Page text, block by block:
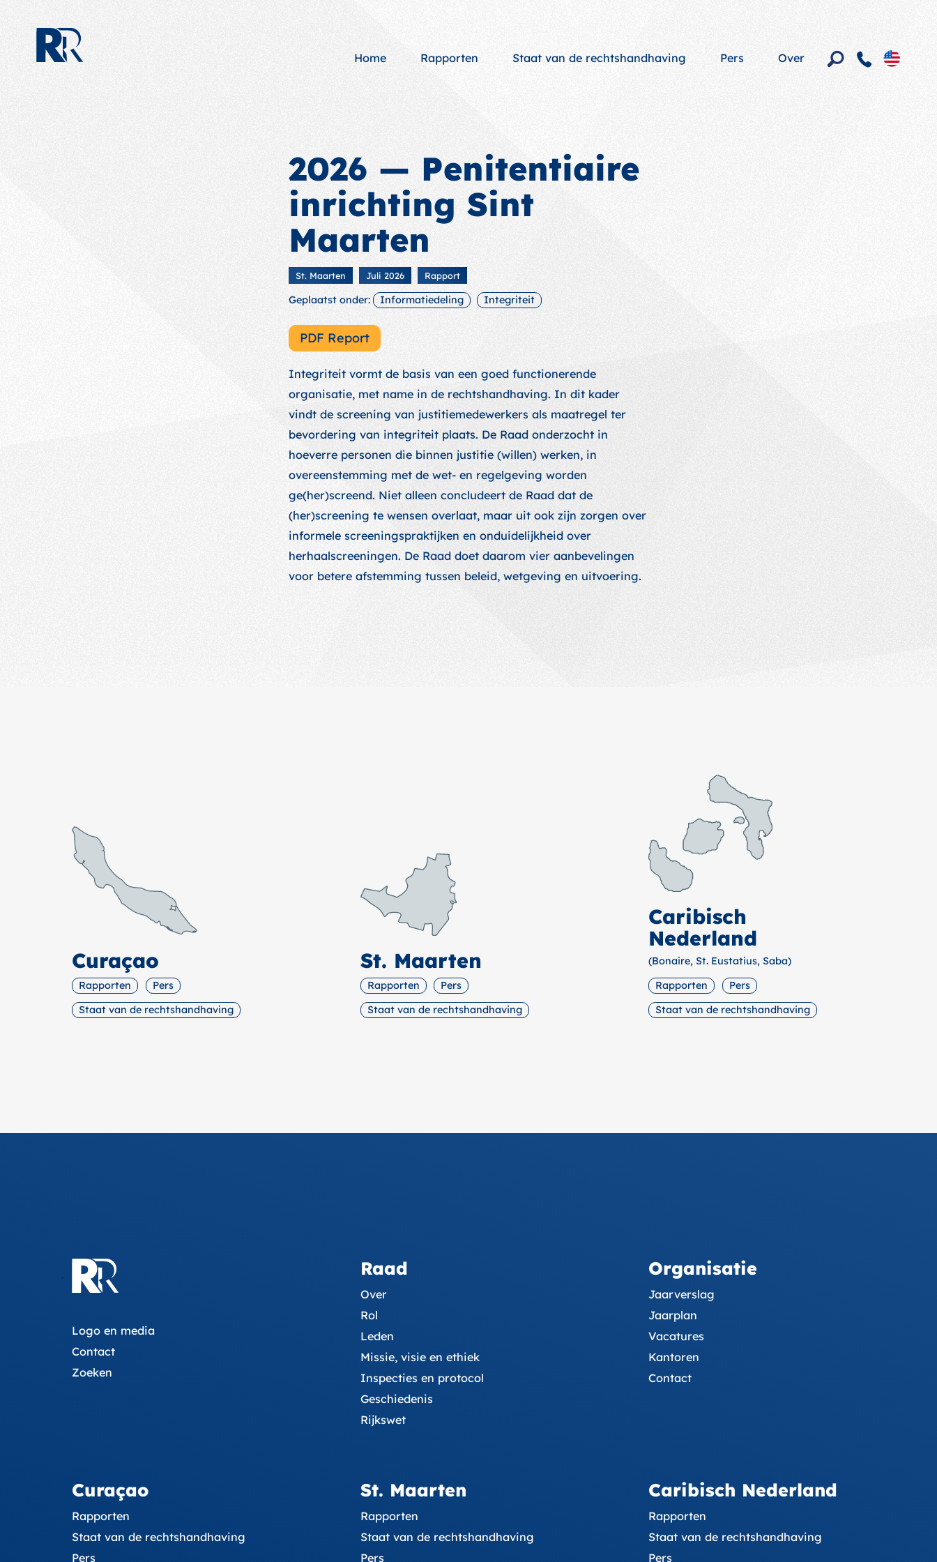
Home Rapporten Staat van de rechtshandhaving Pers Over
2026 — Penitentiaire
inrichting Sint
Maarten
St. Maarten Juli 2026 Rapport
Geplaatst onder: Informatiedeling Integriteit
PDF Report
Integriteit vormt de basis van een goed functionerende
organisatie, met name in de rechtshandhaving. In dit kader
vindt de screening van justitiemedewerkers als maatregel ter
bevordering van integriteit plaats. De Raad onderzocht in
hoeverre personen die binnen justitie (willen) werken, in
overeenstemming met de wet- en regelgeving worden
ge(her)screend. Niet alleen concludeert de Raad dat de
(her)screening te wensen overlaat, maar uit ook zijn zorgen over
informele screeningspraktijken en onduidelijkheid over
herhaalscreeningen. De Raad doet daarom vier aanbevelingen
voor betere afstemming tussen beleid, wetgeving en uitvoering.
Curaçao
Rapporten
Pers
Staat van de rechtshandhaving
St. Maarten
Rapporten
Pers
Staat van de rechtshandhaving
Caribisch
Nederland
(Bonaire, St. Eustatius, Saba)
Rapporten
Pers
Staat van de rechtshandhaving
Logo en media
Contact
Zoeken
Raad
Over
Rol
Leden
Missie, visie en ethiek
Inspecties en protocol
Geschiedenis
Rijkswet
Organisatie
Jaarverslag
Jaarplan
Vacatures
Kantoren
Contact
Curaçao
Rapporten
Staat van de rechtshandhaving
Pers
St. Maarten
Rapporten
Staat van de rechtshandhaving
Pers
Caribisch Nederland
Rapporten
Staat van de rechtshandhaving
Pers